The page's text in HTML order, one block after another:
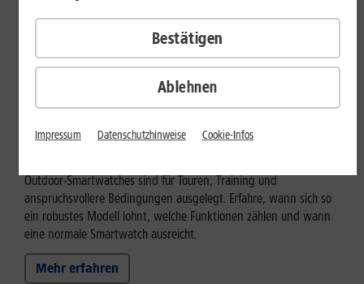
Outdoor-Smartwatch: Für wen
eignen sich die robusten Modelle?
Outdoor-Smartwatches sind für Touren, Training und
anspruchsvollere Bedingungen ausgelegt. Erfahre, wann sich so
ein robustes Modell lohnt, welche Funktionen zählen und wann
eine normale Smartwatch ausreicht.
Mehr erfahren
Ablehnen
Bestätigen
Impressum Datenschutzhinweise Cookie-Infos